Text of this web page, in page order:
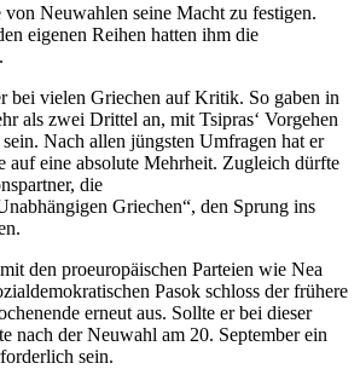
Neuwahlen seine Macht zu festigen.
eigenen Reihen hatten ihm die
bei vielen Griechen auf Kritik. So gaben in
als zwei Drittel an, mit Tsipras‘ Vorgehen
Nach allen jüngsten Umfragen hat er
auf eine absolute Mehrheit. Zugleich dürfte
die
Griechen“, den Sprung ins
den proeuropäischen Parteien wie Nea
Pasok schloss der frühere
erneut aus. Sollte er bei dieser
nach der Neuwahl am 20. September ein
sein.